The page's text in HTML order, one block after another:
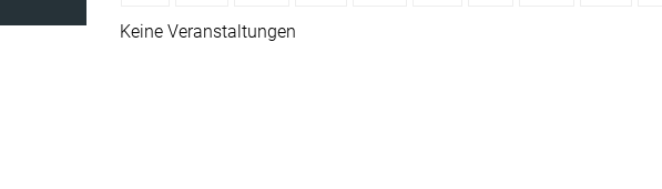
Keine Veranstaltungen